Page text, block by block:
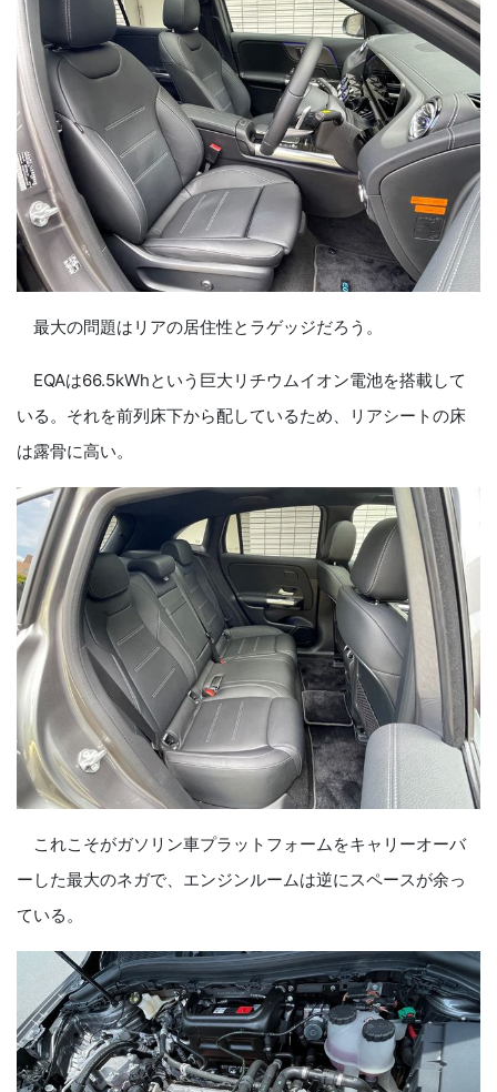
最大の問題はリアの居住性とラゲッジだろう。
EQAは66.5kWhという巨大リチウムイオン電池を搭載して
いる。それを前列床下から配しているため、リアシートの床
は露骨に高い。
これこそがガソリン車プラットフォームをキャリーオーバ
ーした最大のネガで、エンジンルームは逆にスペースが余っ
ている。